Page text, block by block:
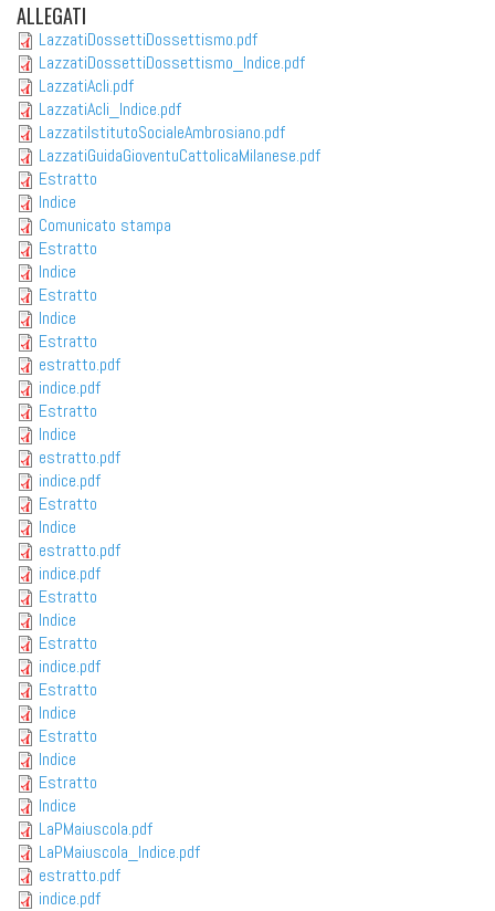
ALLEGATI
LazzatiDossettiDossettismo.pdf
LazzatiDossettiDossettismo_Indice.pdf
LazzatiAcli.pdf
LazzatiAcli_Indice.pdf
LazzatiIstitutoSocialeAmbrosiano.pdf
LazzatiGuidaGioventuCattolicaMilanese.pdf
Estratto
Indice
Comunicato stampa
Estratto
Indice
Estratto
Indice
Estratto
estratto.pdf
indice.pdf
Estratto
Indice
estratto.pdf
indice.pdf
Estratto
Indice
estratto.pdf
indice.pdf
Estratto
Indice
Estratto
indice.pdf
Estratto
Indice
Estratto
Indice
Estratto
Indice
LaPMaiuscola.pdf
LaPMaiuscola_Indice.pdf
estratto.pdf
indice.pdf